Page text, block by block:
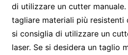
di utilizzare un cutter
tagliare materiali più resistenti
si consiglia di utilizzare un
laser. Se si desidera un taglio